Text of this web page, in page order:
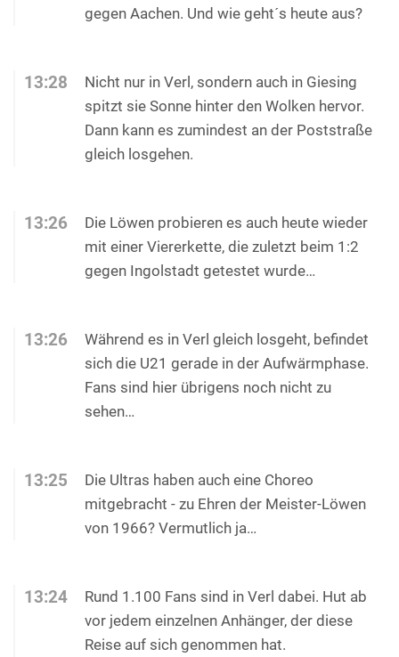
gegen Aachen. Und wie geht´s heute aus?
13:28
Nicht nur in Verl, sondern auch in Giesing
spitzt sie Sonne hinter den Wolken hervor.
Dann kann es zumindest an der Poststraße
gleich losgehen.
13:26
Die Löwen probieren es auch heute wieder
mit einer Viererkette, die zuletzt beim 1:2
gegen Ingolstadt getestet wurde…
13:26
Während es in Verl gleich losgeht, befindet
sich die U21 gerade in der Aufwärmphase.
Fans sind hier übrigens noch nicht zu
sehen…
13:25
Die Ultras haben auch eine Choreo
mitgebracht - zu Ehren der Meister-Löwen
von 1966? Vermutlich ja…
13:24
Rund 1.100 Fans sind in Verl dabei. Hut ab
vor jedem einzelnen Anhänger, der diese
Reise auf sich genommen hat.